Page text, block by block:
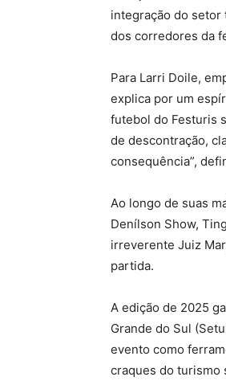
integração do setor
dos corredores da
Para Larri Doile,
explica por um
futebol do Festuris
de descontração,
consequência”,
Ao longo de suas
Denílson Show,
irreverente Juiz
partida.
A edição de 2025
Grande do Sul
evento como
craques do turismo